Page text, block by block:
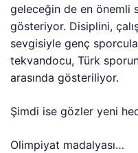
geleceğin de en önemli
gösteriyor. Disiplini,
sevgisiyle genç
tekvandocu, Türk
arasında gösteriliyor.
Şimdi ise gözler yeni
Olimpiyat madalyası…